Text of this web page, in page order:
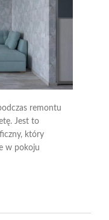
remontu
Jest to
który
w pokoju